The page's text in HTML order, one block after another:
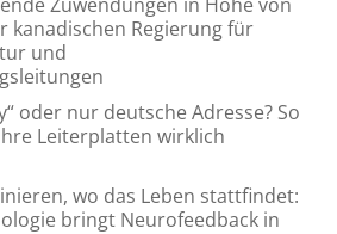
kanadischen Regierung für
und
oder nur deutsche Adresse? So
Leiterplatten wirklich
wo das Leben stattfindet:
bringt Neurofeedback in